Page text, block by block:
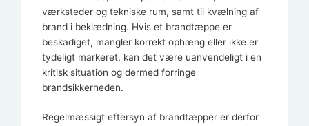
værksteder og tekniske rum, samt til kvælning af
brand i beklædning. Hvis et brandtæppe er
beskadiget, mangler korrekt ophæng eller ikke er
tydeligt markeret, kan det være uanvendeligt i en
kritisk situation og dermed forringe
brandsikkerheden.
Regelmæssigt eftersyn af brandtæpper er derfor